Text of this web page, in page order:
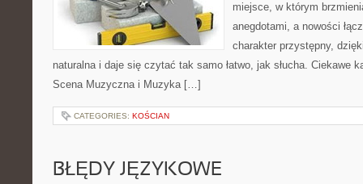
miejsce, w którym
anegdotami, a nowości
charakter przystępny,
naturalna i daje się czytać tak samo łatwo, jak słucha. Ciekawe
Scena Muzyczna i Muzyka […]
CATEGORIES: KOŚCIAN
BŁĘDY JĘZYKOWE